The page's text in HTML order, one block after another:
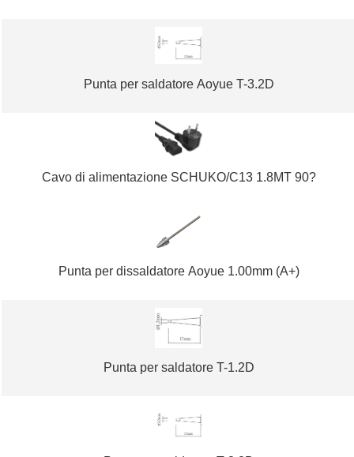
Punta per saldatore Aoyue T-3.2D
Cavo di alimentazione SCHUKO/C13 1.8MT 90?
Punta per dissaldatore Aoyue 1.00mm (A+)
Punta per saldatore T-1.2D